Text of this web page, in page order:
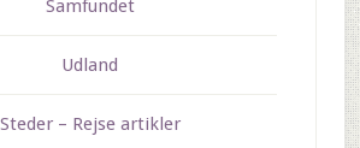
Samfundet
Udland
Steder – Rejse artikler